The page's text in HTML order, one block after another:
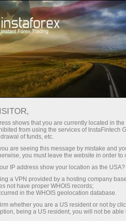
InstaForex билан сиз
эга бўласиз: 1:5000
елкаси, бозордаги
спред ва
шунингдек акциялар
индекслар билан
учун қулай шартлар.
Кичик
Ҳар бир депозит
30% бонус
Савдода
ва трассада тезлик
shows that you are currently located in
from using the services of InstaFintech
of funds, etc.
are seeing this message by mistake and
you must leave the website in order
IP address show your location as the USA?
a VPN provided by a hosting company
not have proper WHOIS records;
in the WHOIS geolocation database.
whether you are a US resident or not by
being a US resident, you will not be